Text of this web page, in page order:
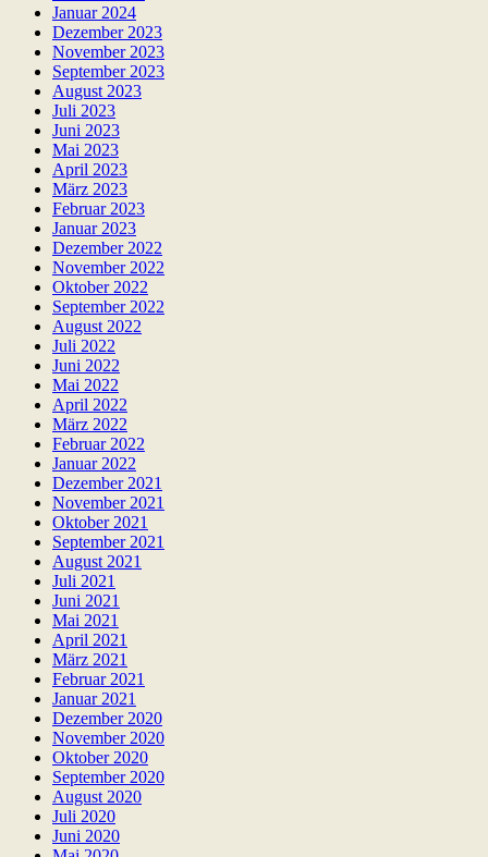
Januar 2024
Dezember 2023
November 2023
September 2023
August 2023
Juli 2023
Juni 2023
Mai 2023
April 2023
März 2023
Februar 2023
Januar 2023
Dezember 2022
November 2022
Oktober 2022
September 2022
August 2022
Juli 2022
Juni 2022
Mai 2022
April 2022
März 2022
Februar 2022
Januar 2022
Dezember 2021
November 2021
Oktober 2021
September 2021
August 2021
Juli 2021
Juni 2021
Mai 2021
April 2021
März 2021
Februar 2021
Januar 2021
Dezember 2020
November 2020
Oktober 2020
September 2020
August 2020
Juli 2020
Juni 2020